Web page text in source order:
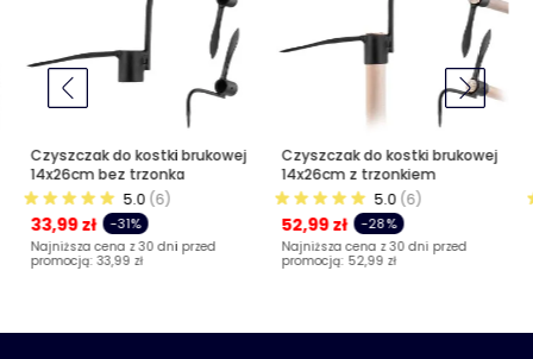
Czyszczak do kostki brukowej
14x26cm bez trzonka
5.0 (6)
33,99 zł -31%
Najniższa cena z 30 dni przed
promocją: 33,99 zł
Czyszczak do kostki brukowej
14x26cm z trzonkiem
5.0 (6)
52,99 zł -28%
Najniższa cena z 30 dni przed
promocją: 52,99 zł